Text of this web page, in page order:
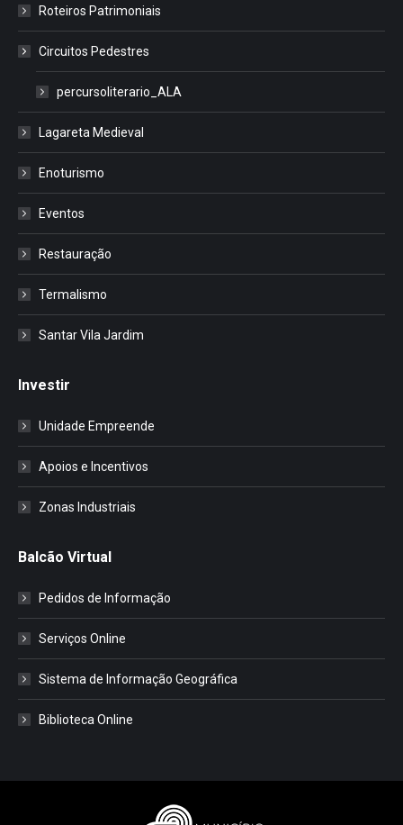
Roteiros Patrimoniais
Circuitos Pedestres
percursoliterario_ALA
Lagareta Medieval
Enoturismo
Eventos
Restauração
Termalismo
Santar Vila Jardim
Investir
Unidade Empreende
Apoios e Incentivos
Zonas Industriais
Balcão Virtual
Pedidos de Informação
Serviços Online
Sistema de Informação Geográfica
Biblioteca Online